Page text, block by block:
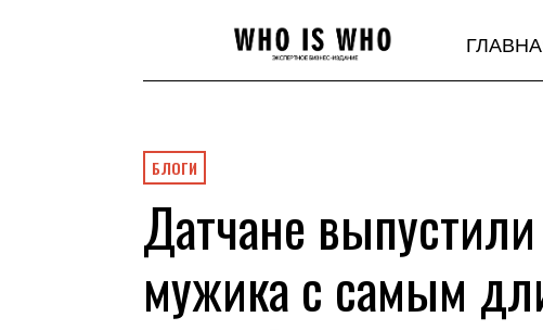
БЛОГИ
Датчане
мужика с самым